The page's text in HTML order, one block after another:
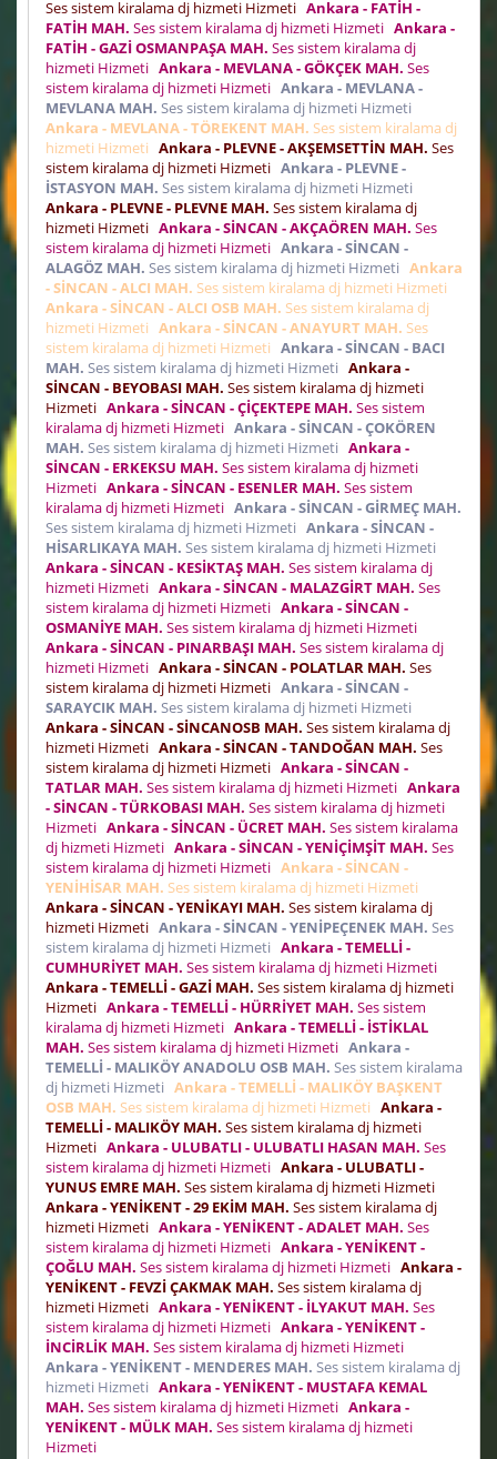
Ses sistem kiralama dj hizmeti Hizmeti Ankara - FATİH -
FATİH MAH. Ses sistem kiralama dj hizmeti Hizmeti Ankara -
FATİH - GAZİ OSMANPAŞA MAH. Ses sistem kiralama dj
hizmeti Hizmeti Ankara - MEVLANA - GÖKÇEK MAH. Ses
sistem kiralama dj hizmeti Hizmeti Ankara - MEVLANA -
MEVLANA MAH. Ses sistem kiralama dj hizmeti Hizmeti
Ankara - MEVLANA - TÖREKENT MAH. Ses sistem kiralama dj
hizmeti Hizmeti Ankara - PLEVNE - AKŞEMSETTİN MAH. Ses
sistem kiralama dj hizmeti Hizmeti Ankara - PLEVNE -
İSTASYON MAH. Ses sistem kiralama dj hizmeti Hizmeti
Ankara - PLEVNE - PLEVNE MAH. Ses sistem kiralama dj
hizmeti Hizmeti Ankara - SİNCAN - AKÇAÖREN MAH. Ses
sistem kiralama dj hizmeti Hizmeti Ankara - SİNCAN -
ALAGÖZ MAH. Ses sistem kiralama dj hizmeti Hizmeti Ankara
- SİNCAN - ALCI MAH. Ses sistem kiralama dj hizmeti Hizmeti
Ankara - SİNCAN - ALCI OSB MAH. Ses sistem kiralama dj
hizmeti Hizmeti Ankara - SİNCAN - ANAYURT MAH. Ses
sistem kiralama dj hizmeti Hizmeti Ankara - SİNCAN - BACI
MAH. Ses sistem kiralama dj hizmeti Hizmeti Ankara -
SİNCAN - BEYOBASI MAH. Ses sistem kiralama dj hizmeti
Hizmeti Ankara - SİNCAN - ÇİÇEKTEPE MAH. Ses sistem
kiralama dj hizmeti Hizmeti Ankara - SİNCAN - ÇOKÖREN
MAH. Ses sistem kiralama dj hizmeti Hizmeti Ankara -
SİNCAN - ERKEKSU MAH. Ses sistem kiralama dj hizmeti
Hizmeti Ankara - SİNCAN - ESENLER MAH. Ses sistem
kiralama dj hizmeti Hizmeti Ankara - SİNCAN - GİRMEÇ MAH.
Ses sistem kiralama dj hizmeti Hizmeti Ankara - SİNCAN -
HİSARLIKAYA MAH. Ses sistem kiralama dj hizmeti Hizmeti
Ankara - SİNCAN - KESİKTAŞ MAH. Ses sistem kiralama dj
hizmeti Hizmeti Ankara - SİNCAN - MALAZGİRT MAH. Ses
sistem kiralama dj hizmeti Hizmeti Ankara - SİNCAN -
OSMANİYE MAH. Ses sistem kiralama dj hizmeti Hizmeti
Ankara - SİNCAN - PINARBAŞI MAH. Ses sistem kiralama dj
hizmeti Hizmeti Ankara - SİNCAN - POLATLAR MAH. Ses
sistem kiralama dj hizmeti Hizmeti Ankara - SİNCAN -
SARAYCIK MAH. Ses sistem kiralama dj hizmeti Hizmeti
Ankara - SİNCAN - SİNCANOSB MAH. Ses sistem kiralama dj
hizmeti Hizmeti Ankara - SİNCAN - TANDOĞAN MAH. Ses
sistem kiralama dj hizmeti Hizmeti Ankara - SİNCAN -
TATLAR MAH. Ses sistem kiralama dj hizmeti Hizmeti Ankara
- SİNCAN - TÜRKOBASI MAH. Ses sistem kiralama dj hizmeti
Hizmeti Ankara - SİNCAN - ÜCRET MAH. Ses sistem kiralama
dj hizmeti Hizmeti Ankara - SİNCAN - YENİÇİMŞİT MAH. Ses
sistem kiralama dj hizmeti Hizmeti Ankara - SİNCAN -
YENİHİSAR MAH. Ses sistem kiralama dj hizmeti Hizmeti
Ankara - SİNCAN - YENİKAYI MAH. Ses sistem kiralama dj
hizmeti Hizmeti Ankara - SİNCAN - YENİPEÇENEK MAH. Ses
sistem kiralama dj hizmeti Hizmeti Ankara - TEMELLİ -
CUMHURİYET MAH. Ses sistem kiralama dj hizmeti Hizmeti
Ankara - TEMELLİ - GAZİ MAH. Ses sistem kiralama dj hizmeti
Hizmeti Ankara - TEMELLİ - HÜRRİYET MAH. Ses sistem
kiralama dj hizmeti Hizmeti Ankara - TEMELLİ - İSTİKLAL
MAH. Ses sistem kiralama dj hizmeti Hizmeti Ankara -
TEMELLİ - MALIKÖY ANADOLU OSB MAH. Ses sistem kiralama
dj hizmeti Hizmeti Ankara - TEMELLİ - MALIKÖY BAŞKENT
OSB MAH. Ses sistem kiralama dj hizmeti Hizmeti Ankara -
TEMELLİ - MALIKÖY MAH. Ses sistem kiralama dj hizmeti
Hizmeti Ankara - ULUBATLI - ULUBATLI HASAN MAH. Ses
sistem kiralama dj hizmeti Hizmeti Ankara - ULUBATLI -
YUNUS EMRE MAH. Ses sistem kiralama dj hizmeti Hizmeti
Ankara - YENİKENT - 29 EKİM MAH. Ses sistem kiralama dj
hizmeti Hizmeti Ankara - YENİKENT - ADALET MAH. Ses
sistem kiralama dj hizmeti Hizmeti Ankara - YENİKENT -
ÇOĞLU MAH. Ses sistem kiralama dj hizmeti Hizmeti Ankara -
YENİKENT - FEVZİ ÇAKMAK MAH. Ses sistem kiralama dj
hizmeti Hizmeti Ankara - YENİKENT - İLYAKUT MAH. Ses
sistem kiralama dj hizmeti Hizmeti Ankara - YENİKENT -
İNCİRLİK MAH. Ses sistem kiralama dj hizmeti Hizmeti
Ankara - YENİKENT - MENDERES MAH. Ses sistem kiralama dj
hizmeti Hizmeti Ankara - YENİKENT - MUSTAFA KEMAL
MAH. Ses sistem kiralama dj hizmeti Hizmeti Ankara -
YENİKENT - MÜLK MAH. Ses sistem kiralama dj hizmeti
Hizmeti